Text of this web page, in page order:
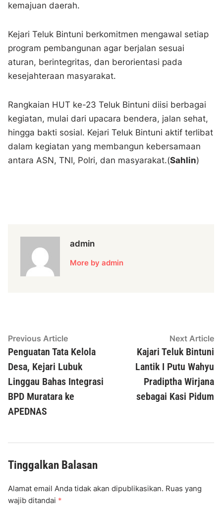
kemajuan daerah.
Kejari Teluk Bintuni berkomitmen mengawal setiap
program pembangunan agar berjalan sesuai
aturan, berintegritas, dan berorientasi pada
kesejahteraan masyarakat.
Rangkaian HUT ke-23 Teluk Bintuni diisi berbagai
kegiatan, mulai dari upacara bendera, jalan sehat,
hingga bakti sosial. Kejari Teluk Bintuni aktif terlibat
dalam kegiatan yang membangun kebersamaan
antara ASN, TNI, Polri, dan masyarakat.(Sahlin)
admin
More by admin
Navigasi
pos
Previous ArticlePrevious
article:
Penguatan Tata Kelola
Desa, Kejari Lubuk
Linggau Bahas Integrasi
BPD Muratara ke
APEDNAS
Next Article
Kajari Teluk Bintuni
Lantik I Putu Wahyu
Pradiptha Wirjana
sebagai Kasi Pidum
Tinggalkan Balasan
Alamat email Anda tidak akan dipublikasikan. Ruas yang
wajib ditandai *